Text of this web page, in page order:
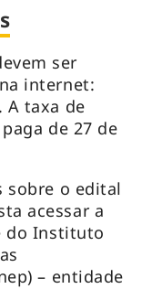
ser
internet:
A taxa de
de 27 de
sobre o edital
acessar a
do Instituto
– entidade